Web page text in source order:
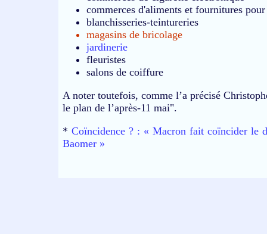
commerces d'aliments et fournitures
blanchisseries-teintureries
magasins de bricolage
jardinerie
fleuristes
salons de coiffure
A noter toutefois, comme l’a précisé
le plan de l’après-11 mai".
* Coïncidence ? : « Macron fait coïncider le
Baomer »